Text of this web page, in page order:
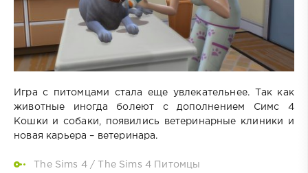
Игра с питомцами стала еще увлекательнее. Так как
животные иногда болеют с дополнением Симс 4
Кошки и собаки, появились ветеринарные клиники и
новая карьера – ветеринара.
The Sims 4/ The Sims 4 Питомцы